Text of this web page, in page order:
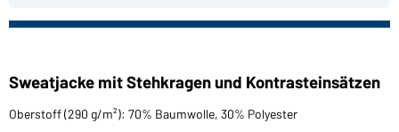
Sweatjacke mit Stehkragen und Kontrasteinsätzen
Oberstoff (290 g/m²): 70% Baumwolle, 30% Polyester